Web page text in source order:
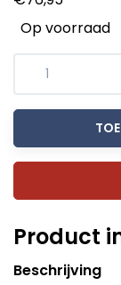
Op voorraad
Product
Beschrijving